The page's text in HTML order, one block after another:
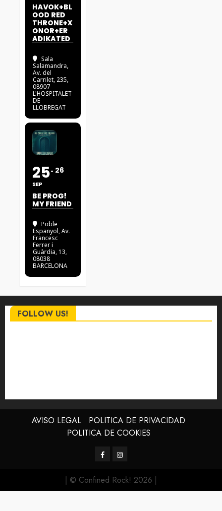
HAVOK+BL
OOD RED
THRONE+X
ONOR+ER
ADIKATED
Sala
Salamandra,
Av. del
Carrilet, 235,
08907
L'HOSPITALET
DE
LLOBREGAT
25
SEP
26
BE PROG!
MY FRIEND
Poble
Espanyol, Av.
Francesc
Ferrer i
Guàrdia, 13,
08038
BARCELONA
FOLLOW US!
AVISO LEGAL
POLITICA DE PRIVACIDAD
POLITICA DE COOKIES
FacebookInstagram
| © Confined Rock! 2026 |